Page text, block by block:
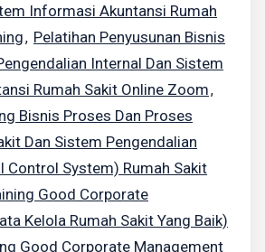
Informasi Akuntansi Rumah
, Pelatihan Penyusunan Bisnis
Internal Dan Sistem
Rumah Sakit Online Zoom,
Bisnis Proses Dan Proses
Dan Sistem Pengendalian
Control System) Rumah Sakit
Good Corporate
Kelola Rumah Sakit Yang Baik)
Good Corporate Management